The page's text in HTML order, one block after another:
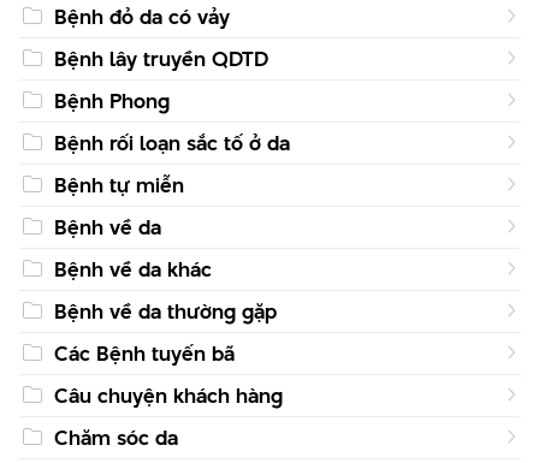
Bệnh đỏ da có vảy
Bệnh lây truyền QDTD
Bệnh Phong
Bệnh rối loạn sắc tố ở da
Bệnh tự miễn
Bệnh về da
Bệnh về da khác
Bệnh về da thường gặp
Các Bệnh tuyến bã
Câu chuyện khách hàng
Chăm sóc da